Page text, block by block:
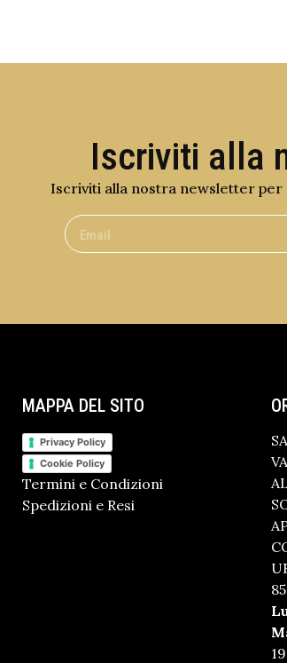
Iscriviti alla
Iscriviti alla nostra newsletter
MAPPA DEL SITO
Privacy Policy
Cookie Policy
Termini e Condizioni
Spedizioni e Resi